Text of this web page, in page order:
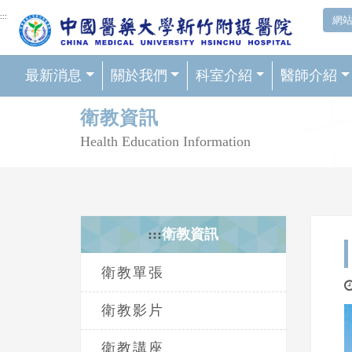
網頁頂端重要消息及連結
::: 網
最新消息 關於我們 科室介紹 醫師介紹
衛教資訊
Health Education Information
:::衛教資訊
衛教單張
衛教影片
衛教講座